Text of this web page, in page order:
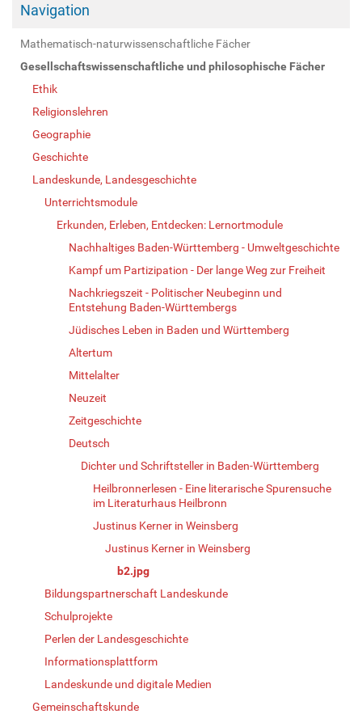
Navigation
Mathematisch-naturwissenschaftliche Fächer
Gesellschaftswissenschaftliche und philosophische Fächer
Ethik
Religionslehren
Geographie
Geschichte
Landeskunde, Landesgeschichte
Unterrichtsmodule
Erkunden, Erleben, Entdecken: Lernortmodule
Nachhaltiges Baden-Württemberg - Umweltgeschichte
Kampf um Partizipation - Der lange Weg zur Freiheit
Nachkriegszeit - Politischer Neubeginn und
Entstehung Baden-Württembergs
Jüdisches Leben in Baden und Württemberg
Altertum
Mittelalter
Neuzeit
Zeitgeschichte
Deutsch
Dichter und Schriftsteller in Baden-Württemberg
Heilbronnerlesen - Eine literarische Spurensuche
im Literaturhaus Heilbronn
Justinus Kerner in Weinsberg
Justinus Kerner in Weinsberg
b2.jpg
Bildungspartnerschaft Landeskunde
Schulprojekte
Perlen der Landesgeschichte
Informationsplattform
Landeskunde und digitale Medien
Gemeinschaftskunde